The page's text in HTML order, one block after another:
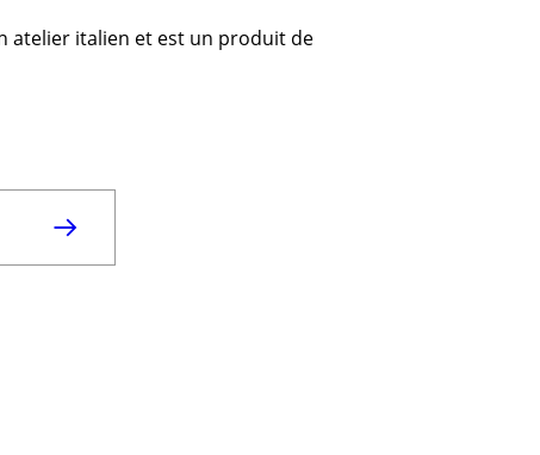
atelier italien et est un produit de